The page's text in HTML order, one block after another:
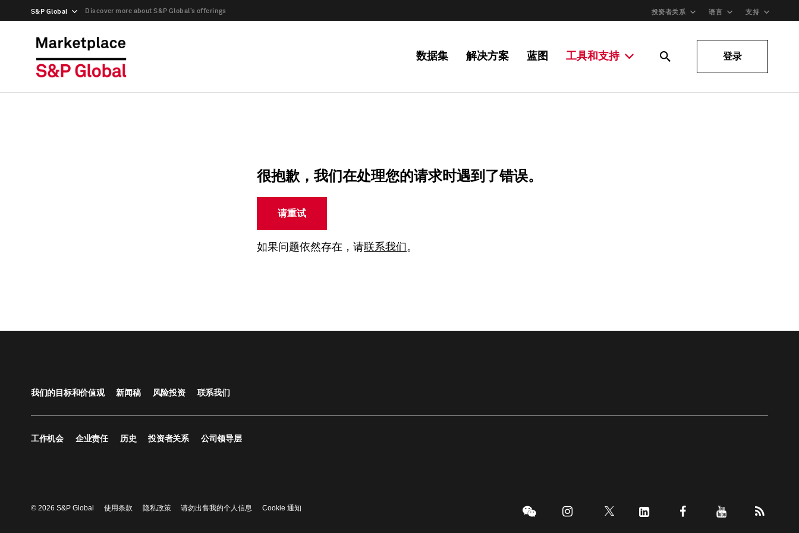
S&P Global Discover more about S&P Global’s offerings 投资者关系 语言 支持
数据集 解决方案 蓝图 工具和支持 登录
很抱歉，我们在处理您的请求时遇到了错误。
请重试
如果问题依然存在，请联系我们 。
我们的目标和价值观 新闻稿 风险投资 联系我们
工作机会 企业责任 历史 投资者关系 公司领导层
© 2026 S&P Global 使用条款 隐私政策 请勿出售我的个人信息 Cookie 通知